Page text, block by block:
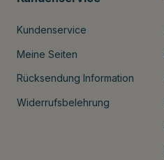
Kundenservice
Meine Seiten
Rücksendung Information
Widerrufsbelehrung